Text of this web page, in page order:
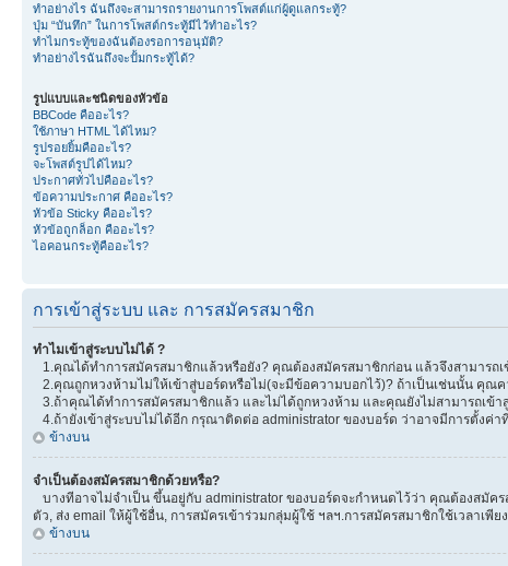
ทำอย่างไร ฉันถึงจะสามารถรายงานการโพสต์แก่ผู้ดูแลกระทู้?
ปุ่ม “บันทึก” ในการโพสต์กระทู้มีไว้ทำอะไร?
ทำไมกระทู้ของฉันต้องรอการอนุมัติ?
ทำอย่างไรฉันถึงจะปั้มกระทู้ได้?
รูปแบบและชนิดของหัวข้อ
BBCode คืออะไร?
ใช้ภาษา HTML ได้ไหม?
รูปรอยยิ้มคืออะไร?
จะโพสต์รูปได้ไหม?
ประกาศทั่วไปคืออะไร?
ข้อความประกาศ คืออะไร?
หัวข้อ Sticky คืออะไร?
หัวข้อถูกล็อก คืออะไร?
ไอคอนกระทู้คืออะไร?
การเข้าสู่ระบบ และ การสมัครสมาชิก
ทำไมเข้าสู่ระบบไม่ได้ ?
1.คุณได้ทำการสมัครสมาชิกแล้วหรือยัง? คุณต้องสมัครสมาชิกก่อน แล้วจึงสามารถเ
2.คุณถูกหวงห้ามไม่ให้เข้าสู่บอร์ดหรือไม่(จะมีข้อความบอกไว้)? ถ้าเป็นเช่นนั้น คุณค
3.ถ้าคุณได้ทำการสมัครสมาชิกแล้ว และไม่ได้ถูกหวงห้าม และคุณยังไม่สามารถเข้า
4.ถ้ายังเข้าสู่ระบบไม่ได้อีก กรุณาติดต่อ administrator ของบอร์ด ว่าอาจมีการตั้งค่า
ข้างบน
จำเป็นต้องสมัครสมาชิกด้วยหรือ?
บางทีอาจไม่จำเป็น ขึ้นอยู่กับ administrator ของบอร์ดจะกำหนดไว้ว่า คุณต้องสมั
ตัว, ส่ง email ให้ผู้ใช้อื่น, การสมัครเข้าร่วมกลุ่มผู้ใช้ ฯลฯ.การสมัครสมาชิกใช้เวลาเ
ข้างบน